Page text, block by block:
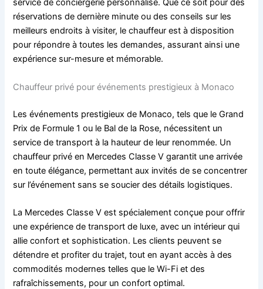
service de conciergerie personnalisé. Que ce soit pour des
réservations de dernière minute ou des conseils sur les
meilleurs endroits à visiter, le chauffeur est à disposition
pour répondre à toutes les demandes, assurant ainsi une
expérience sur-mesure et mémorable.
Chauffeur privé pour événements prestigieux à Monaco
Les événements prestigieux de Monaco, tels que le Grand
Prix de Formule 1 ou le Bal de la Rose, nécessitent un
service de transport à la hauteur de leur renommée. Un
chauffeur privé en Mercedes Classe V garantit une arrivée
en toute élégance, permettant aux invités de se concentrer
sur l’événement sans se soucier des détails logistiques.
La Mercedes Classe V est spécialement conçue pour offrir
une expérience de transport de luxe, avec un intérieur qui
allie confort et sophistication. Les clients peuvent se
détendre et profiter du trajet, tout en ayant accès à des
commodités modernes telles que le Wi-Fi et des
rafraîchissements, pour un confort optimal.